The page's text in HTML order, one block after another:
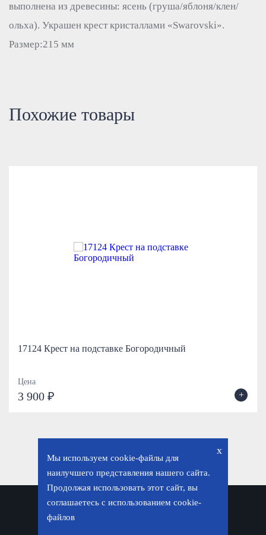
выполнена из древесины: ясень (груша/яблоня/клен/
ольха). Украшен крест кристаллами «Swarovski».
Размер:215 мм
Похожие товары
17124 Крест на подставке Богородичный
Цена
3 900 ₽ +
x
Мы используем cookie-файлы для
наилучшего представления нашего сайта.
Продолжая использовать этот сайт, вы
соглашаетесь с использованием cookie-
файлов